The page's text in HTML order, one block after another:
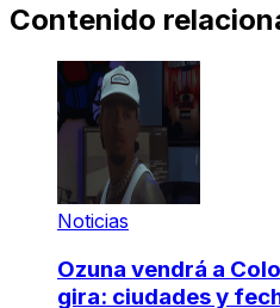
Contenido
Noticias
Ozuna vendrá a
gira: ciudades y